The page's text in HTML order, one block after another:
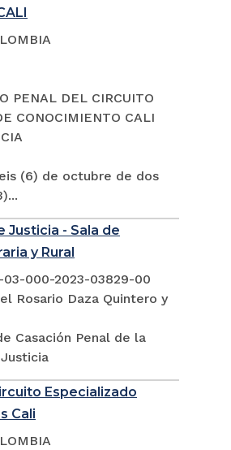
PENAL DEL CIRCUITO
CONOCIMIENTO CALI
(6) de octubre de dos
Justicia - Sala de
y Rural
03-000-2023-03829-00
Rosario Daza Quintero y
Casación Penal de la
Especializado
Cali